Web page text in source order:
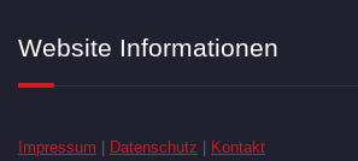
Website Informationen
Impressum Datenschutz Kontakt